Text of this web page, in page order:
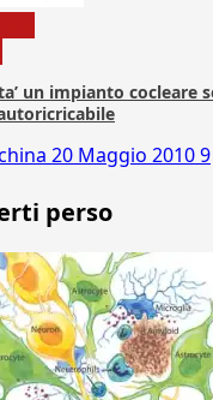
un impianto cocleare
20 Maggio 20109
perso